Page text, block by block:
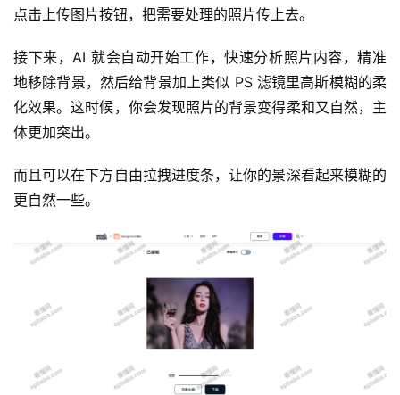
点击上传图片按钮，把需要处理的照片传上去。
接下来，AI 就会自动开始工作，快速分析照片内容，精准
地移除背景，然后给背景加上类似 PS 滤镜里高斯模糊的柔
化效果。这时候，你会发现照片的背景变得柔和又自然，主
体更加突出。
而且可以在下方自由拉拽进度条，让你的景深看起来模糊的
更自然一些。